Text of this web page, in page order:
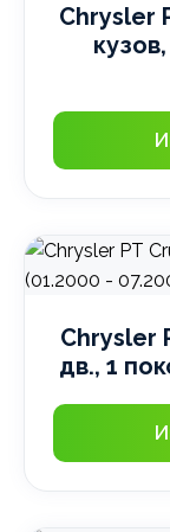
Chrysler
Chrysler
дв., 1